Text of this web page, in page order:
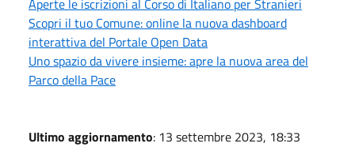
Scopri il tuo Comune: online la nuova dashboard
interattiva del Portale Open Data
Uno spazio da vivere insieme: apre la nuova area del
Parco della Pace
Ultimo aggiornamento: 13 settembre 2023, 18:33